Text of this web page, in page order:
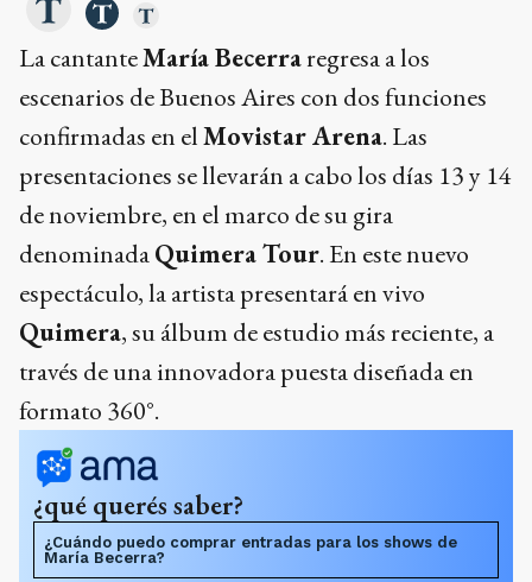
La cantanteMaría Becerraregresa a los
escenarios de Buenos Aires con dos funciones
confirmadas en elMovistar Arena. Las
presentaciones se llevarán a cabo los días 13 y 14
de noviembre, en el marco de su gira
denominadaQuimera Tour. En este nuevo
espectáculo, la artista presentará en vivo
Quimera, su álbum de estudio más reciente, a
través de una innovadora puesta diseñada en
formato 360°.
¿qué querés saber?
¿Cuándo puedo comprar entradas para los shows de
María Becerra?